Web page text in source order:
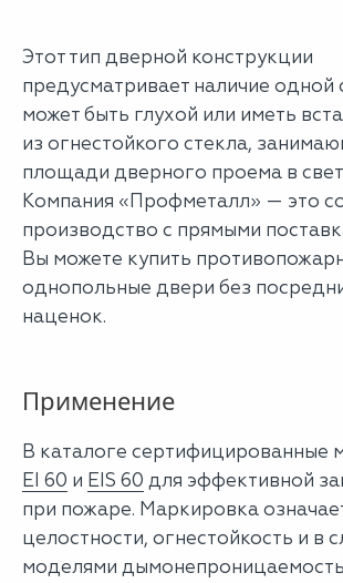
Этот тип дверной конструкции
предусматривает наличие одной
может быть глухой или иметь
из огнестойкого стекла,
площади дверного проема в
Компания «Профметалл» — это
производство с прямыми
Вы можете купить
однопольные двери без
наценок.
Применение
В каталоге сертифицированные
EI 60 и EIS 60 для эффективной
при пожаре. Маркировка
целостности, огнестойкость и в
моделями дымонепроницаемость